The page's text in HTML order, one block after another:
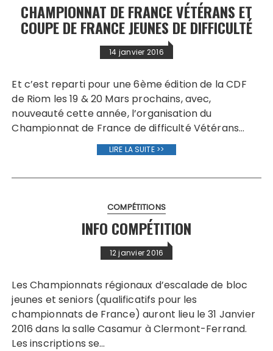
CHAMPIONNAT DE FRANCE VÉTÉRANS ET
COUPE DE FRANCE JEUNES DE DIFFICULTÉ
14 janvier 2016
Et c’est reparti pour une 6ème édition de la CDF
de Riom les 19 & 20 Mars prochains, avec,
nouveauté cette année, l’organisation du
Championnat de France de difficulté Vétérans…
LIRE LA SUITE >>
COMPÉTITIONS
INFO COMPÉTITION
12 janvier 2016
Les Championnats régionaux d’escalade de bloc
jeunes et seniors (qualificatifs pour les
championnats de France) auront lieu le 31 Janvier
2016 dans la salle Casamur à Clermont-Ferrand.
Les inscriptions se…